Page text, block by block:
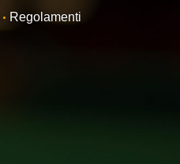
Regolamenti